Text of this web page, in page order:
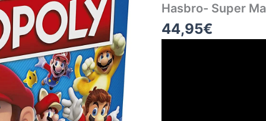
Hasbro- Super
44,95€